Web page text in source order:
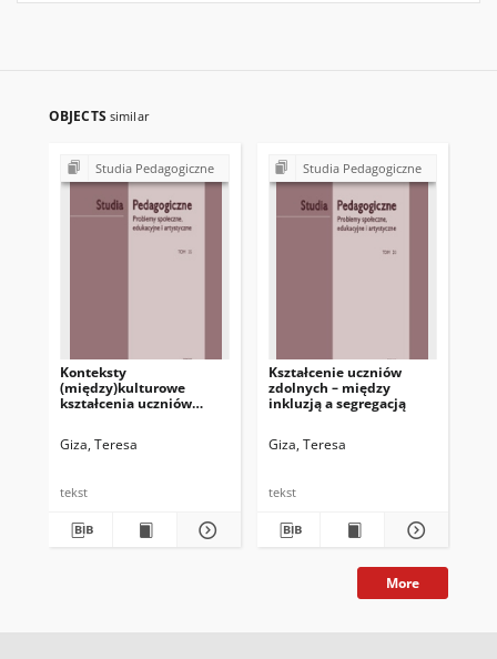
OBJECTS similar
Studia Pedagogiczne
Konteksty
(między)kulturowe
kształcenia uczniów
Giza, Teresa
tekst
Studia Pedagogiczne
Kształcenie uczniów
zdolnych – między
inkluzją a segregacją
Giza, Teresa
tekst
More